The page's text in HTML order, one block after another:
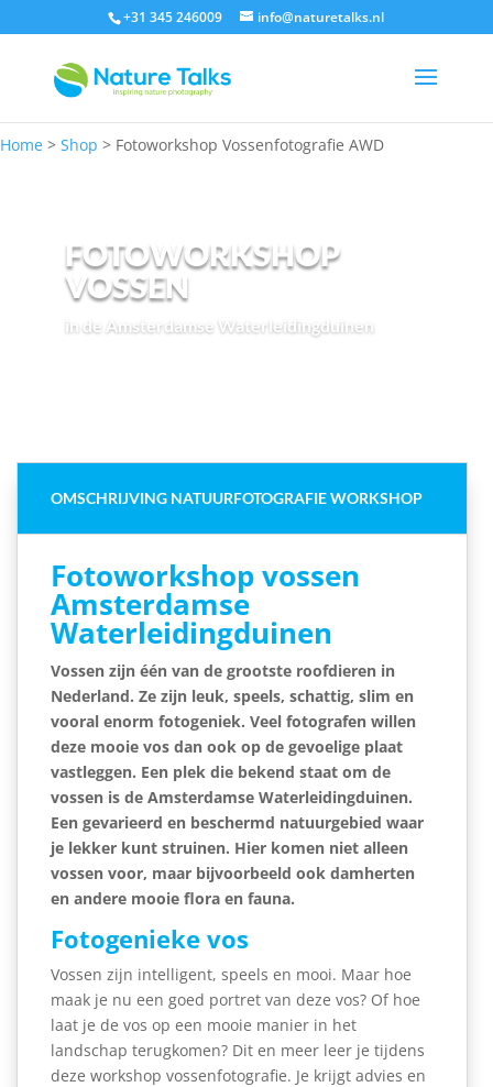
+31 345 246009 info@naturetalks.nl
Home > Shop > Fotoworkshop Vossenfotografie AWD
FOTOWORKSHOP
VOSSEN
in de Amsterdamse Waterleidingduinen
OMSCHRIJVING NATUURFOTOGRAFIE WORKSHOP
Fotoworkshop vossen
Amsterdamse
Waterleidingduinen
Vossen zijn één van de grootste roofdieren in
Nederland. Ze zijn leuk, speels, schattig, slim en
vooral enorm fotogeniek. Veel fotografen willen
deze mooie vos dan ook op de gevoelige plaat
vastleggen. Een plek die bekend staat om de
vossen is de Amsterdamse Waterleidingduinen.
Een gevarieerd en beschermd natuurgebied waar
je lekker kunt struinen. Hier komen niet alleen
vossen voor, maar bijvoorbeeld ook damherten
en andere mooie flora en fauna.
Fotogenieke vos
Vossen zijn intelligent, speels en mooi. Maar hoe
maak je nu een goed portret van deze vos? Of hoe
laat je de vos op een mooie manier in het
landschap terugkomen? Dit en meer leer je tijdens
deze workshop vossenfotografie. Je krijgt advies en